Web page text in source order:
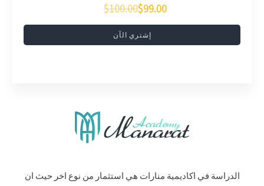
$100.00$99.00
إشتري الآن
الدراسة في اكاديمية منارات هي استثمار من نوع اخر حيث ان